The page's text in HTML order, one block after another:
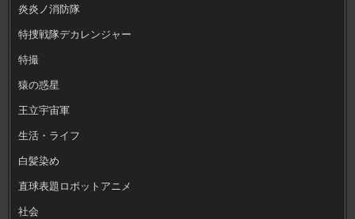
炎炎ノ消防隊
特捜戦隊デカレンジャー
特撮
猿の惑星
王立宇宙軍
生活・ライフ
白髪染め
直球表題ロボットアニメ
社会